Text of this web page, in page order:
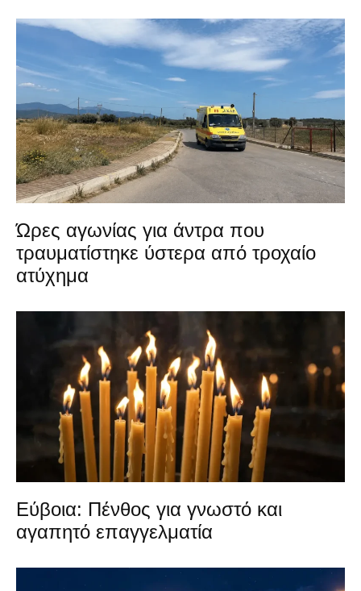
Ώρες αγωνίας για άντρα που
τραυματίστηκε ύστερα από τροχαίο
ατύχημα
Εύβοια: Πένθος για γνωστό και
αγαπητό επαγγελματία